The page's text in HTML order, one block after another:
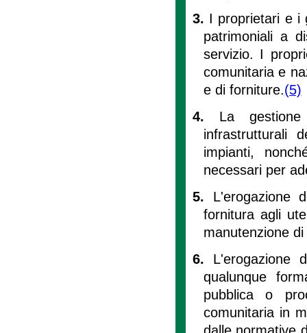
3. I proprietari e i
patrimoniali a
servizio. I
comunitaria e
e di forniture.(5)
4. La
infrastrutturali
impianti,
necessari per
5. L'erogazione
fornitura agli
manutenzione
6. L'erogazione
qualunque
pubblica o
comunitaria in